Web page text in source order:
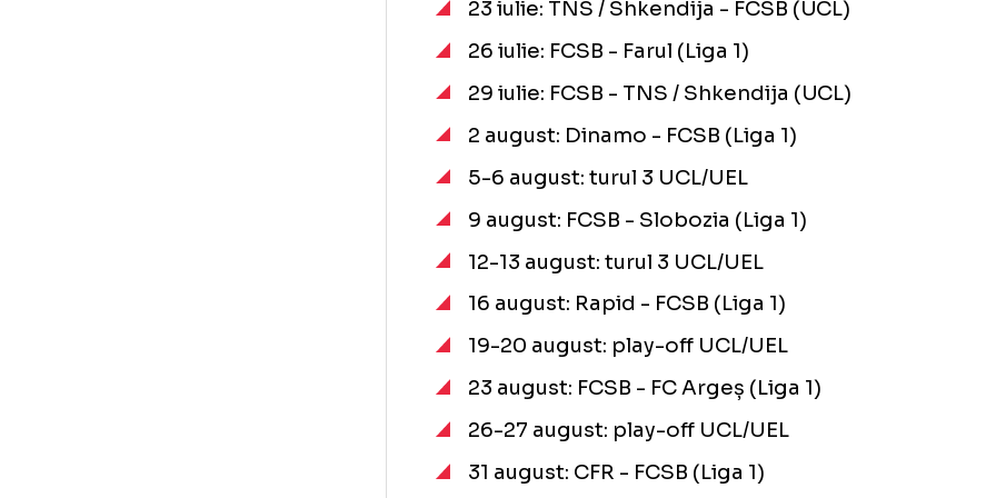
întreruperea Ligii 1 pentru
echipelor naționale
9 iulie: FCSB - Inter D’Escaldes (UCL)
12 iulie: FCSB - Hermannstadt (Liga 1)
15 iulie: Inter D’Escaldes - FCSB (UCL)
19 iulie: Petrolul - FCSB (Liga 1)
23 iulie: TNS / Shkendija - FCSB (UCL)
26 iulie: FCSB - Farul (Liga 1)
29 iulie: FCSB - TNS / Shkendija (UCL)